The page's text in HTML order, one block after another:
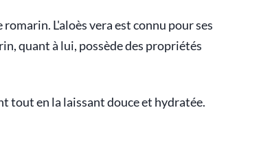
L'aloès vera est connu pour ses
quant à lui, possède des propriétés
tout en la laissant douce et hydratée.